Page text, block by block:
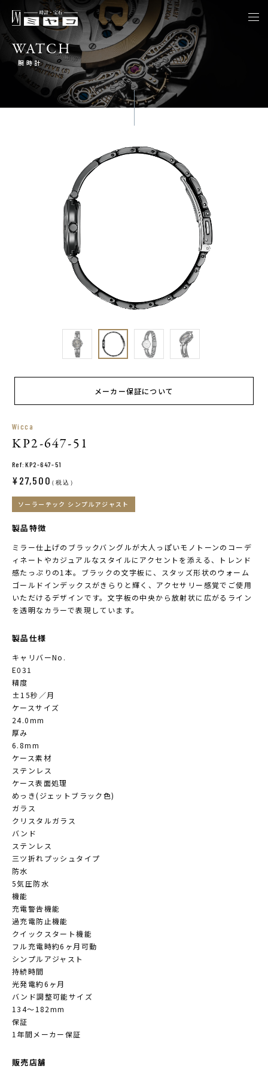
WATCH
腕時計
メーカー保証について
Wicca
KP2-647-51
Ref:KP2-647-51
¥27,500（税込）
ソーラーテック シンプルアジャスト
製品特徴
ミラー仕上げのブラックバングルが大人っぽいモノトーンのコーデ
ィネートやカジュアルなスタイルにアクセントを添える、トレンド
感たっぷりの1本。ブラックの文字板に、スタッズ形状のウォーム
ゴールドインデックスがきらりと輝く、アクセサリー感覚でご使用
いただけるデザインです。文字板の中央から放射状に広がるライン
を透明なカラーで表現しています。
製品仕様
キャリバーNo.
E031
精度
±15秒／月
ケースサイズ
24.0mm
厚み
6.8mm
ケース素材
ステンレス
ケース表面処理
めっき(ジェットブラック色)
ガラス
クリスタルガラス
バンド
ステンレス
三ツ折れプッシュタイプ
防水
5気圧防水
機能
充電警告機能
過充電防止機能
クイックスタート機能
フル充電時約6ヶ月可動
シンプルアジャスト
持続時間
光発電約6ヶ月
バンド調整可能サイズ
134～182mm
保証
1年間メーカー保証
販売店舗